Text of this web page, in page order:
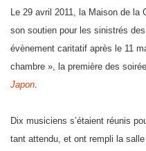
Le 29 avril 2011, la Maison de la
son soutien pour les sinistrés
évènement caritatif après le 11
chambre », la première des
Japon.
Dix musiciens s’étaient réunis
tant attendu, et ont rempli la